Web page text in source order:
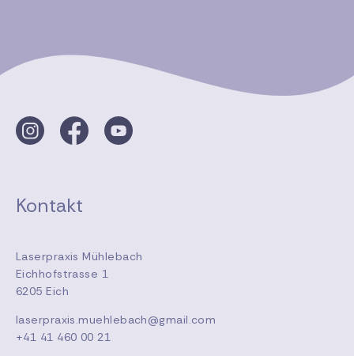
Kontakt
Laserpraxis Mühlebach
Eichhofstrasse 1
6205 Eich
laserpraxis.muehlebach@gmail.com
+41 41 460 00 21